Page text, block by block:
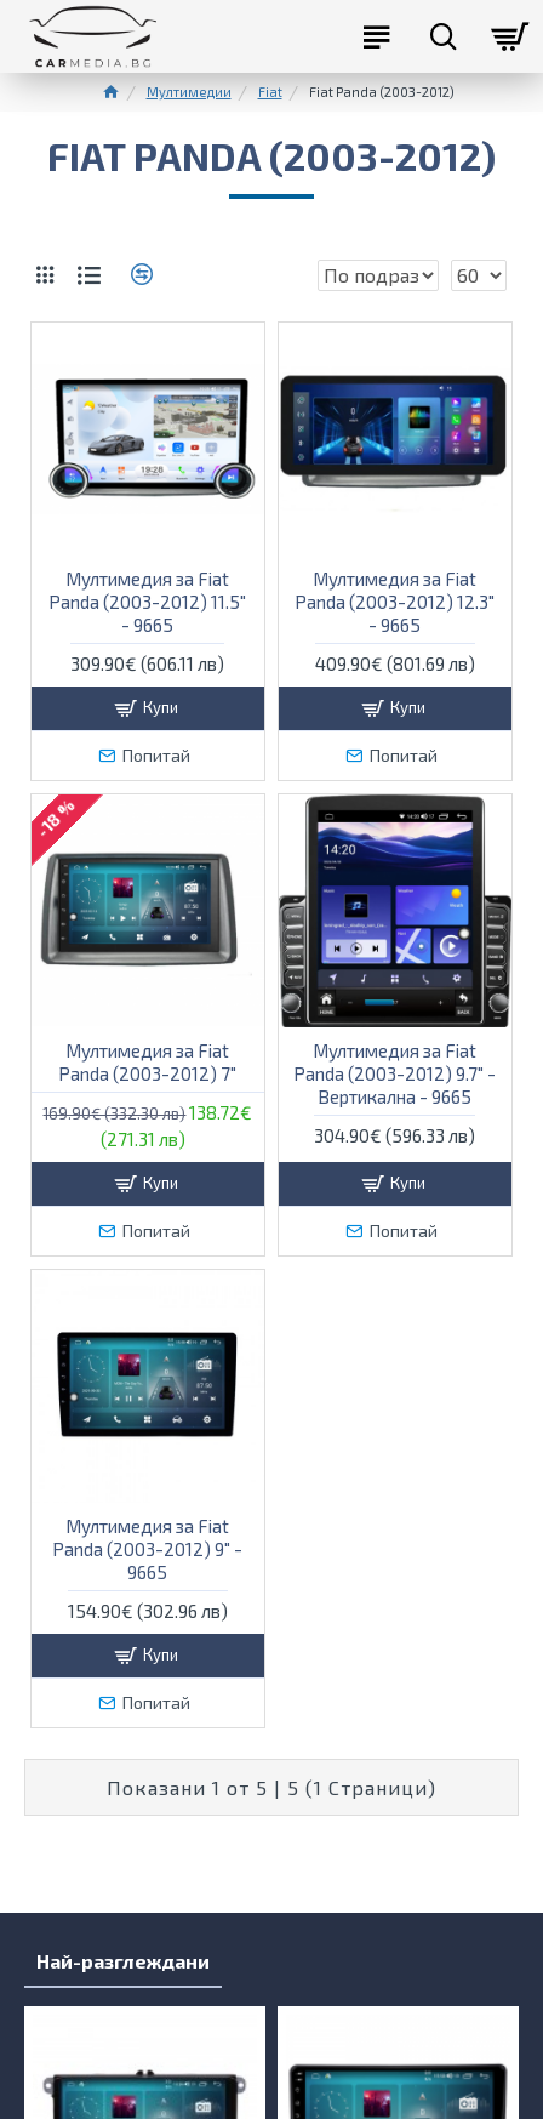
Мултимедии Fiat Fiat Panda (2003-2012)
FIAT PANDA (2003-2012)
Мултимедия за Fiat
Panda (2003-2012) 11.5″
- 9665
309.90€ (606.11 лв)
Купи
Попитай
Мултимедия за Fiat
Panda (2003-2012) 12.3″
- 9665
409.90€ (801.69 лв)
Купи
Попитай
-18 %
Мултимедия за Fiat
Panda (2003-2012) 7"
169.90€ (332.30 лв)138.72€
(271.31 лв)
Купи
Попитай
Мултимедия за Fiat
Panda (2003-2012) 9.7″ -
Вертикална - 9665
304.90€ (596.33 лв)
Купи
Попитай
Мултимедия за Fiat
Panda (2003-2012) 9″ -
9665
154.90€ (302.96 лв)
Купи
Попитай
Показани 1 от 5 | 5 (1 Страници)
Най-разглеждани